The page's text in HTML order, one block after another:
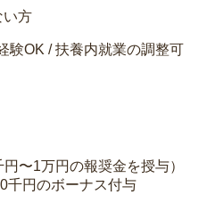
方
験OK / 扶養内就業の調整可
〜1万円の報奨金を授与）
千円のボーナス付与